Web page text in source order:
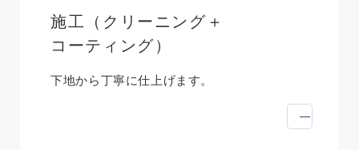
施工（クリーニング＋
コーティング）
下地から丁寧に仕上げます。